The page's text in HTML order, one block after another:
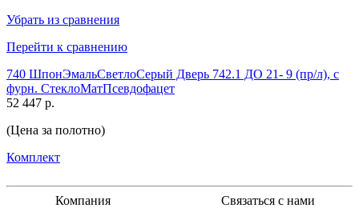
Убрать из сравнения
Перейти к сравнению
740 ШпонЭмальСветлоСерый Дверь 742.1 ДО 21- 9 (пр/л), с
фурн. СтеклоМатПсевдофацет
52 447 р.
(Цена за полотно)
Комплект
Компания
Связаться с нами